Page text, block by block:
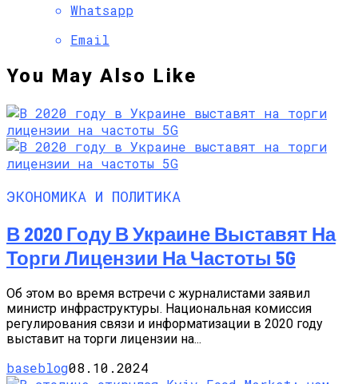
Whatsapp
Email
You May Also Like
ЭКОНОМИКА И ПОЛИТИКА
В 2020 Году В Украине Выставят На
Торги Лицензии На Частоты 5G
Об этом во время встречи с журналистами заявил
министр инфраструктуры. Национальная комиссия
регулирования связи и информатизации в 2020 году
выставит на торги лицензии на...
baseblog08.10.2024